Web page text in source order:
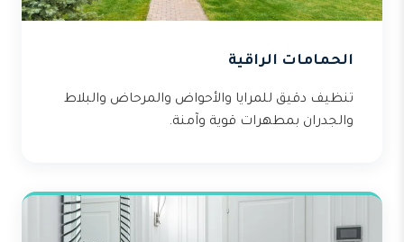
الحمامات الراقية
تنظيف دقيق للمرايا والأحواض والمرحاض والبلاط
والجدران بمطهرات قوية وآمنة.